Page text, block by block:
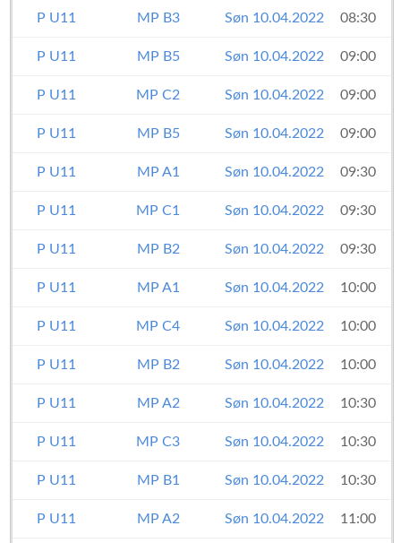
P U11 MP B3 Søn 10.04.2022 08:30
P U11 MP B5 Søn 10.04.2022 09:00
P U11 MP C2 Søn 10.04.2022 09:00
P U11 MP B5 Søn 10.04.2022 09:00
P U11 MP A1 Søn 10.04.2022 09:30
P U11 MP C1 Søn 10.04.2022 09:30
P U11 MP B2 Søn 10.04.2022 09:30
P U11 MP A1 Søn 10.04.2022 10:00
P U11 MP C4 Søn 10.04.2022 10:00
P U11 MP B2 Søn 10.04.2022 10:00
P U11 MP A2 Søn 10.04.2022 10:30
P U11 MP C3 Søn 10.04.2022 10:30
P U11 MP B1 Søn 10.04.2022 10:30
P U11 MP A2 Søn 10.04.2022 11:00